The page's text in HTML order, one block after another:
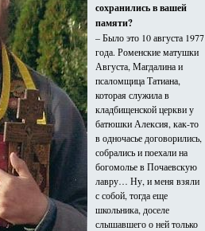
сохранились в вашей
памяти?
– Было это 10 августа 1977
года. Роменские матушки
Августа, Магдалина и
псаломщица Татиана,
которая служила в
кладбищенской церкви у
батюшки Алексия, как-то
в одночасье договорились,
собрались и поехали на
богомолье в Почаевскую
лавру… Ну, и меня взяли
с собой, тогда еще
школьника, доселе
слышавшего о ней только